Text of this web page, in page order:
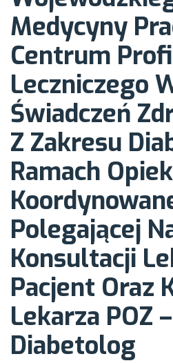
lekarz-
oraz
lekarza
lekarz
Medycyny
Centrum
Leczniczego
Świadczeń
Z Zakresu
Ramach
Polegającej
Konsultacji
Pacjent Oraz
Lekarza POZ
Diabetolog